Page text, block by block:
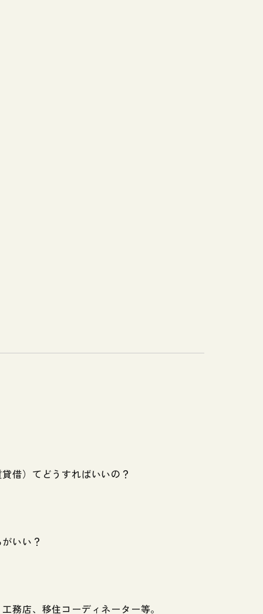
借）てどうすればいいの？
いい？
務店、移住コーディネーター等。